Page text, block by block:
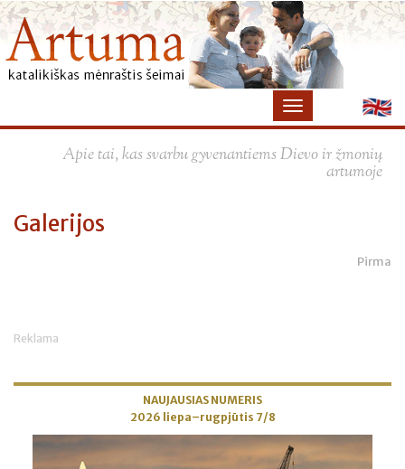
Apie tai, kas svarbu gyvenantiems Dievo ir žmonių
artumoje
Galerijos
Pirma
Reklama
NAUJAUSIAS NUMERIS
2026 liepa–rugpjūtis 7/8
×